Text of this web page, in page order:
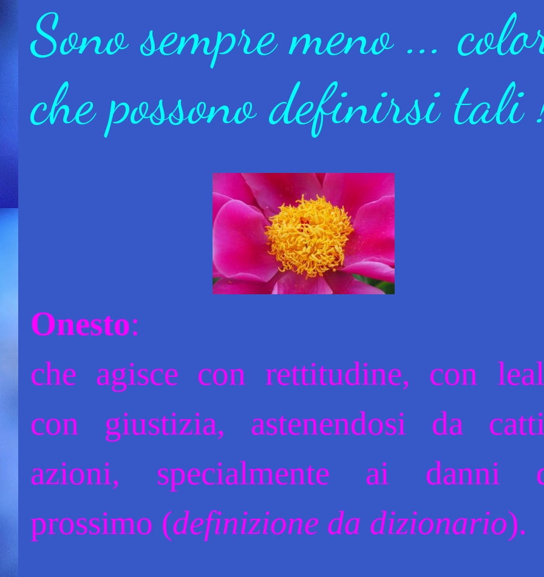
Sono sempre meno ...
che possono definirsi tali
Onesto:
che agisce con rettitudine, con
con giustizia, astenendosi da
azioni, specialmente ai danni
prossimo (definizione da dizionario).